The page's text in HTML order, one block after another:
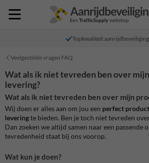
Topkwaliteit
Veelgestelde vragen FAQ
Wat als ik niet tevreden ben over
levering?
Wat als ik niet tevreden ben over mijn
Wij doen er alles aan om jou een perfect product
leveringte bieden. Ben je toch niet tevreden
Dan zoeken we altijd samen naar een passende
tevredenheid staat bij ons voorop.
Wat kun je doen?